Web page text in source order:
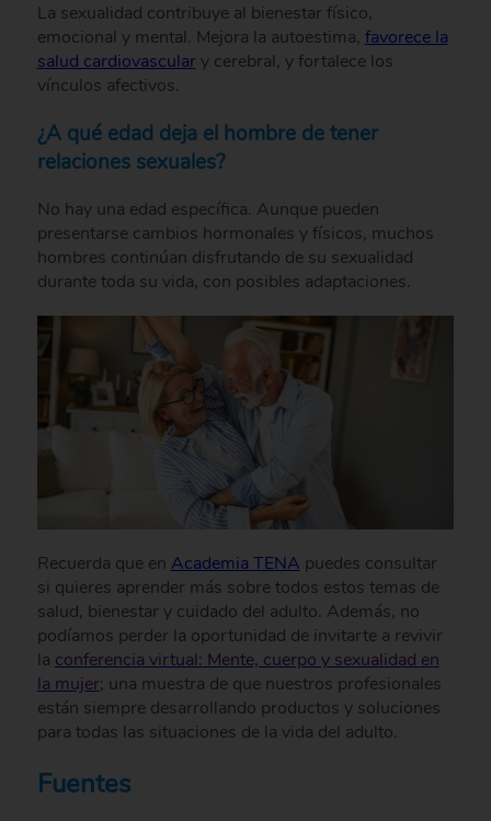
La sexualidad contribuye al bienestar físico,
emocional y mental. Mejora la autoestima, favorece la
salud cardiovasculary cerebral, y fortalece los
vínculos afectivos.
¿A qué edad deja el hombre de tener
relaciones sexuales?
No hay una edad específica. Aunque pueden
presentarse cambios hormonales y físicos, muchos
hombres continúan disfrutando de su sexualidad
durante toda su vida, con posibles adaptaciones.
Recuerda que en Academia TENA puedes consultar
si quieres aprender más sobre todos estos temas de
salud, bienestar y cuidado del adulto. Además, no
podíamos perder la oportunidad de invitarte a revivir
la conferencia virtual: Mente, cuerpo y sexualidad en
la mujer; una muestra de que nuestros profesionales
están siempre desarrollando productos y soluciones
para todas las situaciones de la vida del adulto.
Fuentes